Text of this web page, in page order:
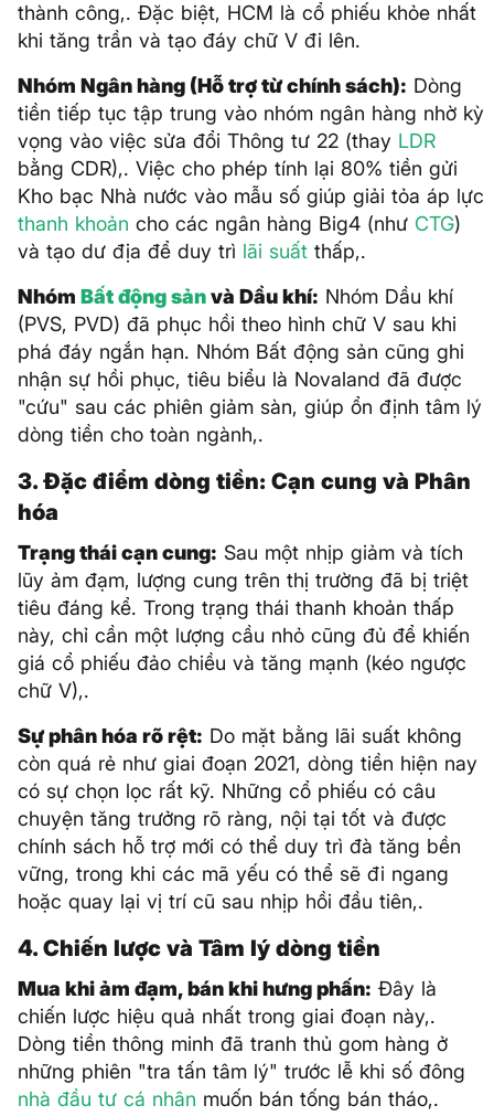
thành công,. Đặc biệt, HCM là cổ phiếu khỏe nhất
khi tăng trần và tạo đáy chữ V đi lên.
Nhóm Ngân hàng (Hỗ trợ từ chính sách): Dòng
tiền tiếp tục tập trung vào nhóm ngân hàng nhờ kỳ
vọng vào việc sửa đổi Thông tư 22 (thay LDR
bằng CDR),. Việc cho phép tính lại 80% tiền gửi
Kho bạc Nhà nước vào mẫu số giúp giải tỏa áp lực
thanh khoản cho các ngân hàng Big4 (như CTG)
và tạo dư địa để duy trì lãi suất thấp,.
Nhóm Bất động sảnvà Dầu khí: Nhóm Dầu khí
(PVS, PVD) đã phục hồi theo hình chữ V sau khi
phá đáy ngắn hạn. Nhóm Bất động sản cũng ghi
nhận sự hồi phục, tiêu biểu là Novaland đã được
"cứu" sau các phiên giảm sàn, giúp ổn định tâm lý
dòng tiền cho toàn ngành,.
3. Đặc điểm dòng tiền: Cạn cung và Phân
hóa
Trạng thái cạn cung: Sau một nhịp giảm và tích
lũy ảm đạm, lượng cung trên thị trường đã bị triệt
tiêu đáng kể. Trong trạng thái thanh khoản thấp
này, chỉ cần một lượng cầu nhỏ cũng đủ để khiến
giá cổ phiếu đảo chiều và tăng mạnh (kéo ngược
chữ V),.
Sự phân hóa rõ rệt: Do mặt bằng lãi suất không
còn quá rẻ như giai đoạn 2021, dòng tiền hiện nay
có sự chọn lọc rất kỹ. Những cổ phiếu có câu
chuyện tăng trưởng rõ ràng, nội tại tốt và được
chính sách hỗ trợ mới có thể duy trì đà tăng bền
vững, trong khi các mã yếu có thể sẽ đi ngang
hoặc quay lại vị trí cũ sau nhịp hồi đầu tiên,.
4. Chiến lược và Tâm lý dòng tiền
Mua khi ảm đạm, bán khi hưng phấn: Đây là
chiến lược hiệu quả nhất trong giai đoạn này,.
Dòng tiền thông minh đã tranh thủ gom hàng ở
những phiên "tra tấn tâm lý" trước lễ khi số đông
nhà đầu tư cá nhân muốn bán tống bán tháo,.